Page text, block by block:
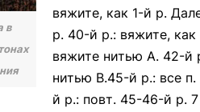
в
вяжите, как 1-й р.
р. 40-й р.: вяжите,
вяжите нитью А. 42-й
нитью В.45-й р.: все
й р.: повт. 45-46-й р.